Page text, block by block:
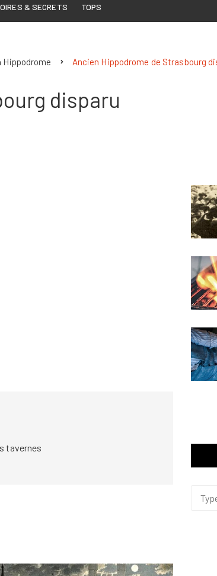
& SECRETS TOPS
Hippodrome Ancien Hippodrome de Strasbourg
disparu
tavernes